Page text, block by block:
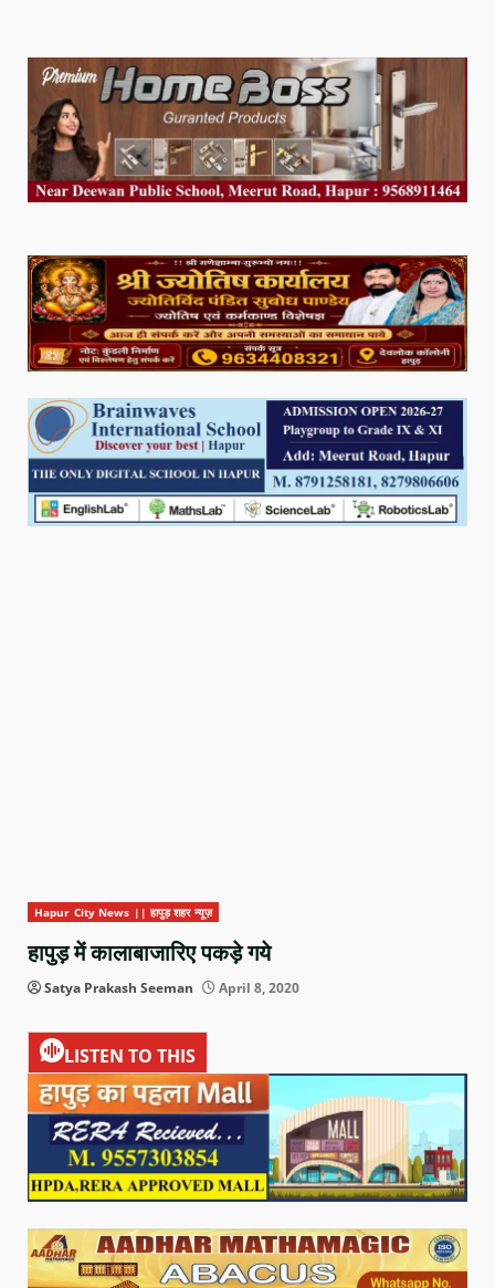
Hapur City News || हापुड़ शहर न्यूज़
हापुड़ में कालाबाजारिए पकड़े गये
Satya Prakash Seeman April 8, 2020
LISTEN TO THIS